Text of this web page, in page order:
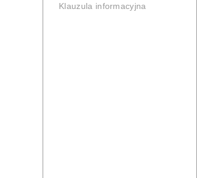
Klauzula informacyjna